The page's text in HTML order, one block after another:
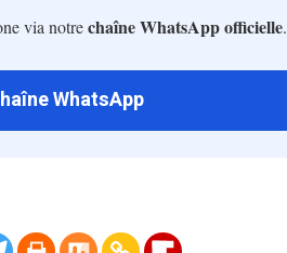
via notrechaîne WhatsApp officielle.
WhatsApp